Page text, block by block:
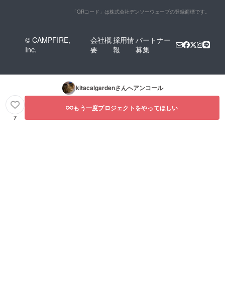
「QRコード」は株式会社デンソーウェーブの登録商標です。
© CAMPFIRE,
Inc.
会社概
要
採用情
報
パートナー
募集
kitacalgardenさんへアンコール
7
もう一度プロジェクトをやってほしい